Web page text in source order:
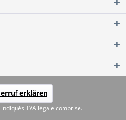
erklären
TVA légale comprise.